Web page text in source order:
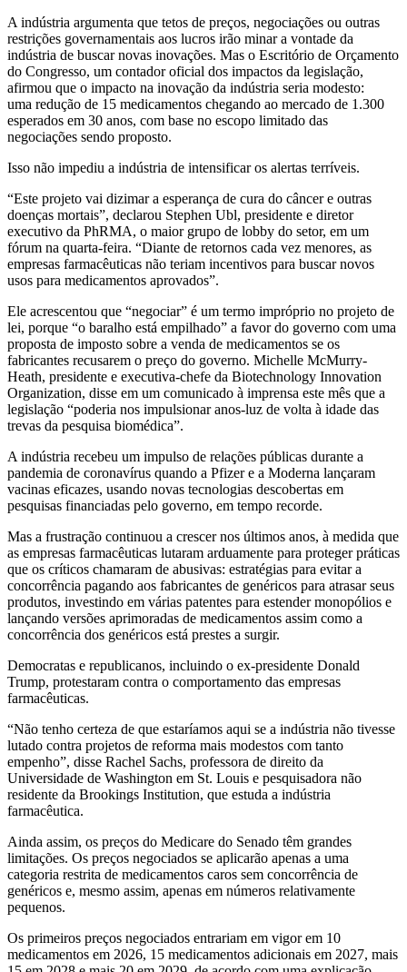
A indústria argumenta que tetos de preços, negociações ou outras
restrições governamentais aos lucros irão minar a vontade da
indústria de buscar novas inovações. Mas o Escritório de Orçamento
do Congresso, um contador oficial dos impactos da legislação,
afirmou que o impacto na inovação da indústria seria modesto:
uma redução de 15 medicamentos chegando ao mercado de 1.300
esperados em 30 anos, com base no escopo limitado das
negociações sendo proposto.
Isso não impediu a indústria de intensificar os alertas terríveis.
“Este projeto vai dizimar a esperança de cura do câncer e outras
doenças mortais”, declarou Stephen Ubl, presidente e diretor
executivo da PhRMA, o maior grupo de lobby do setor, em um
fórum na quarta-feira. “Diante de retornos cada vez menores, as
empresas farmacêuticas não teriam incentivos para buscar novos
usos para medicamentos aprovados”.
Ele acrescentou que “negociar” é um termo impróprio no projeto de
lei, porque “o baralho está empilhado” a favor do governo com uma
proposta de imposto sobre a venda de medicamentos se os
fabricantes recusarem o preço do governo. Michelle McMurry-
Heath, presidente e executiva-chefe da Biotechnology Innovation
Organization, disse em um comunicado à imprensa este mês que a
legislação “poderia nos impulsionar anos-luz de volta à idade das
trevas da pesquisa biomédica”.
A indústria recebeu um impulso de relações públicas durante a
pandemia de coronavírus quando a Pfizer e a Moderna lançaram
vacinas eficazes, usando novas tecnologias descobertas em
pesquisas financiadas pelo governo, em tempo recorde.
Mas a frustração continuou a crescer nos últimos anos, à medida que
as empresas farmacêuticas lutaram arduamente para proteger práticas
que os críticos chamaram de abusivas: estratégias para evitar a
concorrência pagando aos fabricantes de genéricos para atrasar seus
produtos, investindo em várias patentes para estender monopólios e
lançando versões aprimoradas de medicamentos assim como a
concorrência dos genéricos está prestes a surgir.
Democratas e republicanos, incluindo o ex-presidente Donald
Trump, protestaram contra o comportamento das empresas
farmacêuticas.
“Não tenho certeza de que estaríamos aqui se a indústria não tivesse
lutado contra projetos de reforma mais modestos com tanto
empenho”, disse Rachel Sachs, professora de direito da
Universidade de Washington em St. Louis e pesquisadora não
residente da Brookings Institution, que estuda a indústria
farmacêutica.
Ainda assim, os preços do Medicare do Senado têm grandes
limitações. Os preços negociados se aplicarão apenas a uma
categoria restrita de medicamentos caros sem concorrência de
genéricos e, mesmo assim, apenas em números relativamente
pequenos.
Os primeiros preços negociados entrariam em vigor em 10
medicamentos em 2026, 15 medicamentos adicionais em 2027, mais